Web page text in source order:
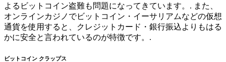
よるビットコイン盗難も問題になってきています。. また、
オンラインカジノでビットコイン・イーサリアムなどの仮想
通貨を使用すると、クレジットカード・銀行振込よりもはる
かに安全と言われているのが特徴です。.
ビットコイン クラップス